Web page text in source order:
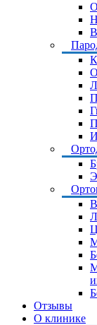
Отзывы
О клинике